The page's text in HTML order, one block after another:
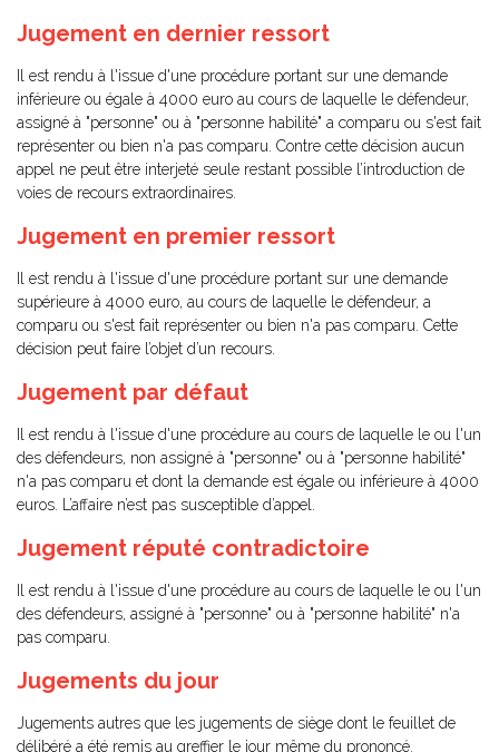
Jugement en dernier ressort
Il est rendu à l'issue d'une procédure portant sur une demande
inférieure ou égale à 4000 euro au cours de laquelle le défendeur,
assigné à "personne" ou à "personne habilité" a comparu ou s'est fait
représenter ou bien n'a pas comparu. Contre cette décision aucun
appel ne peut être interjeté seule restant possible l’introduction de
voies de recours extraordinaires.
Jugement en premier ressort
Il est rendu à l'issue d'une procédure portant sur une demande
supérieure à 4000 euro, au cours de laquelle le défendeur, a
comparu ou s'est fait représenter ou bien n'a pas comparu. Cette
décision peut faire l’objet d’un recours.
Jugement par défaut
Il est rendu à l'issue d'une procédure au cours de laquelle le ou l'un
des défendeurs, non assigné à "personne" ou à "personne habilité"
n'a pas comparu et dont la demande est égale ou inférieure à 4000
euros. L’affaire n’est pas susceptible d’appel.
Jugement réputé contradictoire
Il est rendu à l'issue d'une procédure au cours de laquelle le ou l'un
des défendeurs, assigné à "personne" ou à "personne habilité" n'a
pas comparu.
Jugements du jour
Jugements autres que les jugements de siège dont le feuillet de
délibéré a été remis au greffier le jour même du prononcé.